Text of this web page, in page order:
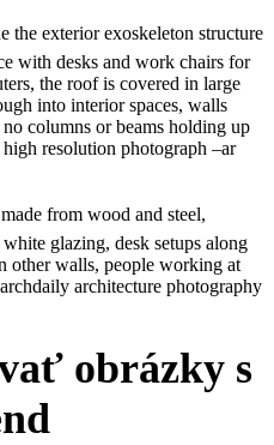
the exterior exoskeleton structure
with desks and work chairs for
the roof is covered in large
into interior spaces, walls
columns or beams holding up
resolution photograph –ar
from wood and steel,
glazing, desk setups along
other walls, people working at
architecture photography
obrázky s